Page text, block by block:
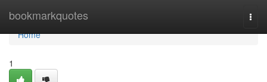
bookmarkquotes
Home
Home
1